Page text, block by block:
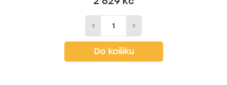
Do košíku